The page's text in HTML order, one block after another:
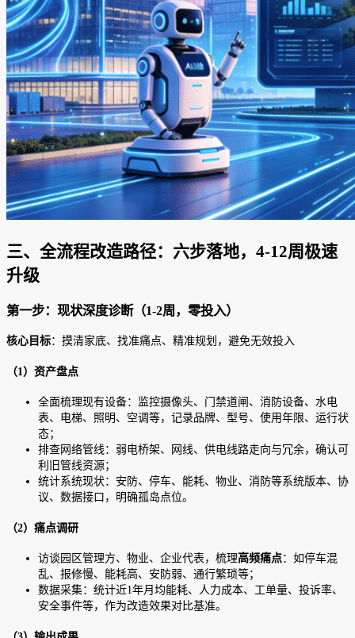
三、全流程改造路径：六步落地，4-12周极速
升级
第一步：现状深度诊断（1-2周，零投入）
核心目标：摸清家底、找准痛点、精准规划，避免无效投入
（1）资产盘点
全面梳理现有设备：监控摄像头、门禁道闸、消防设备、水电
表、电梯、照明、空调等，记录品牌、型号、使用年限、运行状
态；
排查网络管线：弱电桥架、网线、供电线路走向与冗余，确认可
利旧管线资源；
统计系统现状：安防、停车、能耗、物业、消防等系统版本、协
议、数据接口，明确孤岛点位。
（2）痛点调研
访谈园区管理方、物业、企业代表，梳理高频痛点：如停车混
乱、报修慢、能耗高、安防弱、通行繁琐等；
数据采集：统计近1年月均能耗、人力成本、工单量、投诉率、
安全事件等，作为改造效果对比基准。